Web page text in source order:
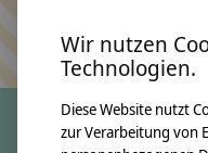
Wir nutzen
Technologien.
Diese Website nutzt
zur Verarbeitung von